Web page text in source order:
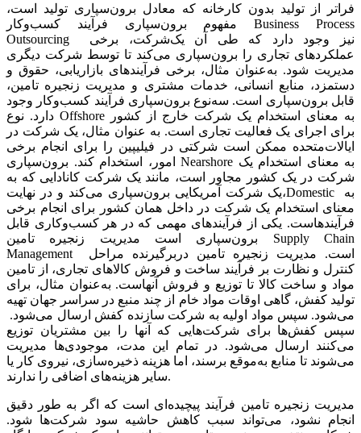
فراتر از تولید بدون کارخانه‌‌‌ که‌‌‌ معادل برون‌سپاری تولید است‌‌‌،
مفهوم برون‌سپاری فرآیند کسب‌وکار Business Process
Outsourcing نیز وجود دارد که‌‌‌ طی‌‌‌ آن یک‌‌‌‌شرکت‌‌‌، برخی‌‌‌
عملکردهای تجاری را برون‌سپاری می‌کند تا توسط‌‌‌ شرکت‌‌‌ دیگری
مدیریت‌‌‌ شود. به‌عنوان مثال، برخی‌‌‌ فرآیندهای بازاریابی‌‌‌، حقوق و
دستمزد، منابع‌‌‌ انسانی‌‌‌، خدمات مشتری و مدیریت‌‌‌ زنجیره تامین‌‌‌،
قابل‌‌‌ برون‌سپاری است‌‌‌. سه‌نوع برون‌سپاری فرآیند کسب‌وکار وجود
دارد. نوع Offshore به‌‌‌ معنای استخدام یک‌‌‌ شرکت‌‌‌ خارج از کشور
برای اجرای یک‌‌‌ فعالیت‌‌‌ تجاری است‌‌‌. به‌‌‌ عنوان مثال، یک‌‌‌ شرکت‌‌‌ در
ایالات‌متحده ممکن‌‌‌ است‌‌‌ شرکتی در فیلیپین را‌‌‌ برای انجام برخی‌‌‌
امور، استخدام کند. برون‌سپاری Nearshore به‌‌‌ معنای استخدام یک‌‌‌
شرکت‌‌‌ در یک‌‌‌ کشور مجاور است‌‌‌، مانند یک‌‌‌ شرکت‌‌‌ کانادایی‌‌‌ که‌‌‌ به‌‌‌
یک‌‌‌ شرکت‌‌‌ آمریکایی‌‌‌ برون‌سپاری می‌کند و در نهایت‌‌‌،Domestic به‌‌‌
معنای استخدام یک‌‌‌ شرکت‌‌‌ در داخل‌‌‌ همان کشور برای انجام برخی‌‌‌
فرآیندهاست. یکی‌‌‌ از فرآیندهای مهمی‌‌‌ که‌‌‌ در هر کسب‌وکاری قابل‌‌‌
برون‌سپاری است‌‌‌ مدیریت‌‌‌ زنجیره تامین‌‌‌ Supply Chain
Management است. مدیریت‌‌‌ زنجیره تامین‌‌‌ دربرگیرنده مراحل‌‌‌
کنترل و نظارت بر فرآیند ساخت‌‌‌ و فروش کالاهای تجاری، از تامین‌‌‌
مواد و ساخت‌‌‌ کالا تا توزیع‌‌‌ و فروش آنهاست. به‌عنوان مثال، برای
تولید کفش‌‌‌، گاهی‌‌‌ اوقات مواد خام از چند‌‌‌ منبع‌‌‌ در سراسر جهان تهیه‌‌‌
می‌شود. سپس‌‌‌ مواد اولیه‌‌‌ به‌‌‌ شرکت‌‌‌ سازنده کفش‌‌‌ ارسال می‌شود.
سپس‌‌‌ کفش‌‌‌ها برای شرکت‌هایی‌‌‌ که‌‌‌ آنها را بین‌‌‌ مشتریان توزیع‌‌‌
می‌کنند ارسال می‌شود. در تمام این‌‌‌ مدت، موجودی‌ها مدیریت‌‌‌
می‌‌‌شوند تا منابع‌‌‌ به‌‌‌‌موقع‌‌‌ برسند، اما هزینه‌‌‌ ذخیره‌سازی، نیروی کار یا
سایر هزینه‌‌‌های اضافی‌‌‌ را ندارند.
مدیریت‌‌‌ زنجیره تامین‌‌‌ فرآیند پیچیده‌ای است‌‌‌ که‌‌‌ اگر به‌‌‌ طور دقیق‌‌‌
انجام نشود، می‌‌‌تواند سبب کاهش‌‌‌ حاشیه‌‌‌ سود شرکت‌ها شود.